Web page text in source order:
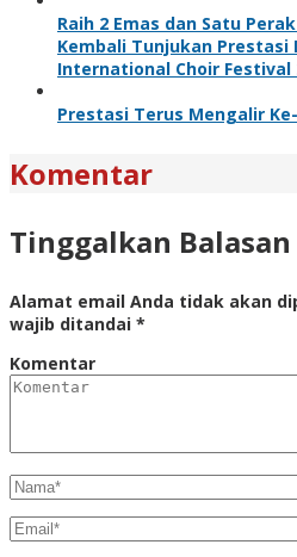
Raih 2 Emas dan Satu
Kembali Tunjukan Prestasi
International Choir Festival
Prestasi Terus Mengalir
Komentar
Tinggalkan Balasan
Alamat email Anda tidak akan
wajib ditandai *
Komentar